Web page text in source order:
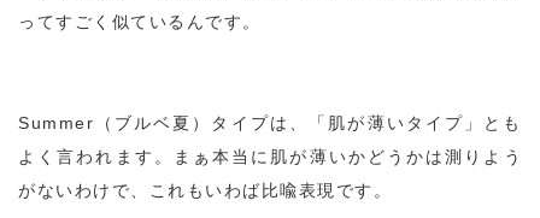
ってすごく似ているんです。
Summer（ブルベ夏）タイプは、「肌が薄いタイプ」とも
よく言われます。まぁ本当に肌が薄いかどうかは測りよう
がないわけで、これもいわば比喩表現です。